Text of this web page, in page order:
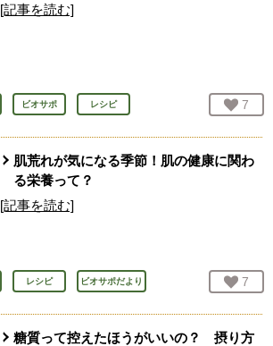
[記事を読む]
ビオサポ レシピ お気
7
肌荒れが気になる季節！肌の健康に関わ
る栄養って？
[記事を読む]
レシピ ビオサポだより お気
7
糖質って控えたほうがいいの？ 摂り方